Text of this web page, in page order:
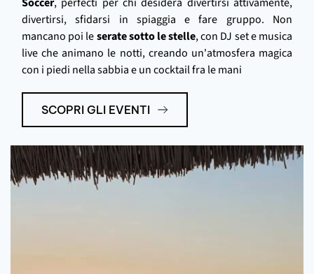
divertirsi, sfidarsi in spiaggia e fare gruppo. Non
mancano poi leserate sotto le stelle, con DJ set e musica
live che animano le notti, creando un'atmosfera magica
con i piedi nella sabbia e un cocktail fra le mani
SCOPRI GLI EVENTI